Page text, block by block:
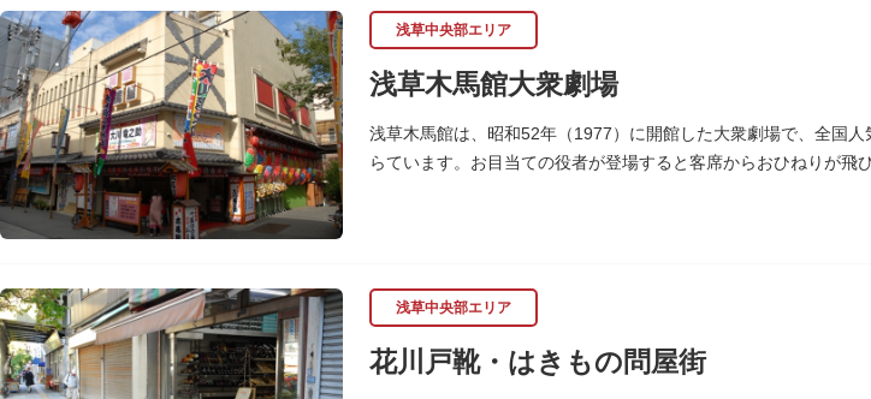
浅草中央部エリア
浅草木馬館大衆劇場
浅草木馬館は、昭和52年（1977）に開館した大衆劇場で、全国
らています。お目当ての役者が登場すると客席からおひねりが飛
浅草中央部エリア
花川戸靴・はきもの問屋街